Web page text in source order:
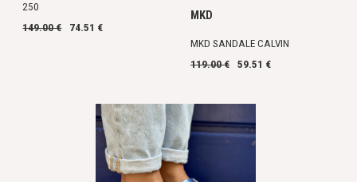
250
149.00 €
74.51 €
MKD
MKD SANDALE CALVIN
119.00 €
59.51 €